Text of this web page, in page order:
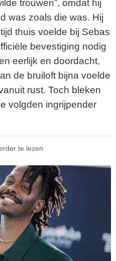
trouwen”, omdat hij
was zoals die was. Hij
thuis voelde bij Sebas
bevestiging nodig
eerlijk en doordacht,
de bruiloft bijna voelde
rust. Toch bleken
volgden ingrijpender
te lezen